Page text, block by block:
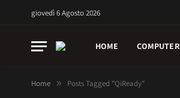
giovedì 6 Agosto 2026
HOME COMPUTER
Home » Posts Tagged "QiReady"